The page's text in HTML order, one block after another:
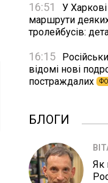
16:51
У
маршрути
тролейбусів:
16:15
відомі нові
постраждалих
БЛОГИ
Як